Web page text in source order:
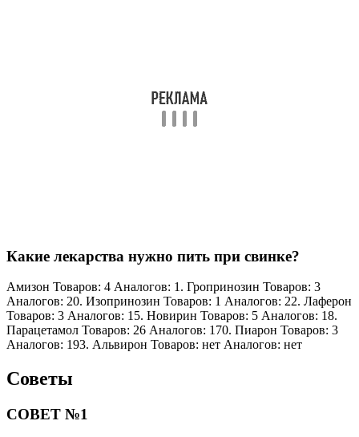
Какие лекарства нужно пить при свинке?
Амизон Товаров: 4 Аналогов: 1. Гропринозин Товаров: 3
Аналогов: 20. Изопринозин Товаров: 1 Аналогов: 22. Лаферон
Товаров: 3 Аналогов: 15. Новирин Товаров: 5 Аналогов: 18.
Парацетамол Товаров: 26 Аналогов: 170. Пиарон Товаров: 3
Аналогов: 193. Альвирон Товаров: нет Аналогов: нет
Советы
СОВЕТ №1